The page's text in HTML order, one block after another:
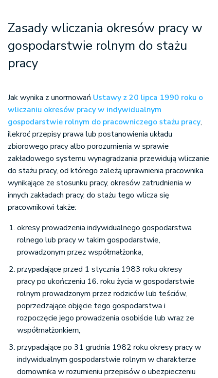
Zasady wliczania okresów pracy w
gospodarstwie rolnym do stażu
pracy
Jak wynika z unormowań Ustawy z 20 lipca 1990 roku o
wliczaniu okresów pracy w indywidualnym
gospodarstwie rolnym do pracowniczego stażu pracy,
ilekroć przepisy prawa lub postanowienia układu
zbiorowego pracy albo porozumienia w sprawie
zakładowego systemu wynagradzania przewidują wliczanie
do stażu pracy, od którego zależą uprawnienia pracownika
wynikające ze stosunku pracy, okresów zatrudnienia w
innych zakładach pracy, do stażu tego wlicza się
pracownikowi także:
okresy prowadzenia indywidualnego gospodarstwa
rolnego lub pracy w takim gospodarstwie,
prowadzonym przez współmałżonka,
przypadające przed 1 stycznia 1983 roku okresy
pracy po ukończeniu 16. roku życia w gospodarstwie
rolnym prowadzonym przez rodziców lub teściów,
poprzedzające objęcie tego gospodarstwa i
rozpoczęcie jego prowadzenia osobiście lub wraz ze
współmałżonkiem,
przypadające po 31 grudnia 1982 roku okresy pracy w
indywidualnym gospodarstwie rolnym w charakterze
domownika w rozumieniu przepisów o ubezpieczeniu